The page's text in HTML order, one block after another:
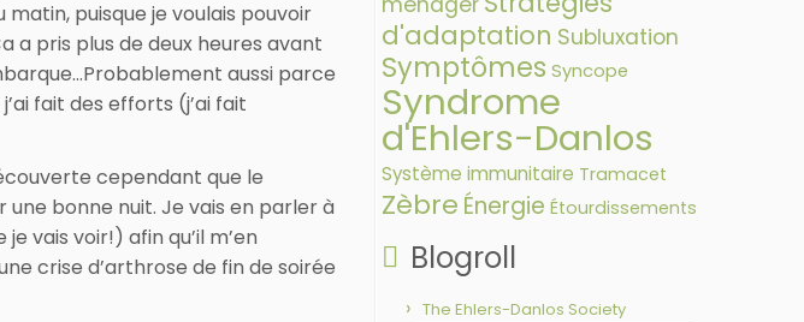
matin, puisque je voulais pouvoir
a pris plus de deux heures avant
aussi parce
fait des efforts (j’ai fait
cependant que le
bonne nuit. Je vais en parler à
vais voir!) afin qu’il m’en
crise d’arthrose de fin de soirée
d'adaptation Subluxation
Symptômes Syncope
Syndrome
d'Ehlers-Danlos
Système immunitaire Tramacet
Zèbre Énergie Étourdissements
Blogroll
The Ehlers-Danlos Society